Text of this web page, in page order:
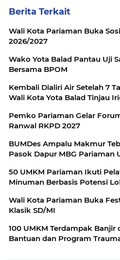
Berita Terkait
Wali Kota Pariaman Buka
2026/2027
Wako Yota Balad Pantau Uji
Bersama BPOM
Kembali Dialiri Air Setelah 7
Wali Kota Yota Balad Tinjau
Pemko Pariaman Gelar
Ranwal RKPD 2027
BUMDes Ampalu Makmur
Pasok Dapur MBG Pariaman
50 UMKM Pariaman Ikuti
Minuman Berbasis Potensi
Wali Kota Pariaman Buka
Klasik SD/MI
100 UMKM Terdampak Banjir
Bantuan dan Program